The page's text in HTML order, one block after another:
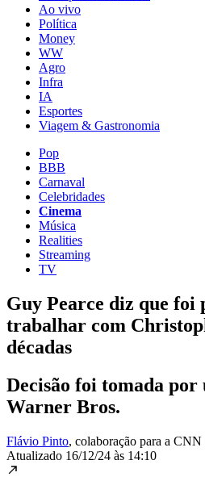
Ao vivo
Política
Money
WW
Agro
Infra
IA
Esportes
Viagem & Gastronomia
Pop
BBB
Carnaval
Celebridades
Cinema
Música
Realities
Streaming
TV
Guy Pearce diz que foi
trabalhar com
décadas
Decisão foi tomada
Warner Bros.
Flávio Pinto, colaboração para a CNN
Atualizado 16/12/24 às 14:10